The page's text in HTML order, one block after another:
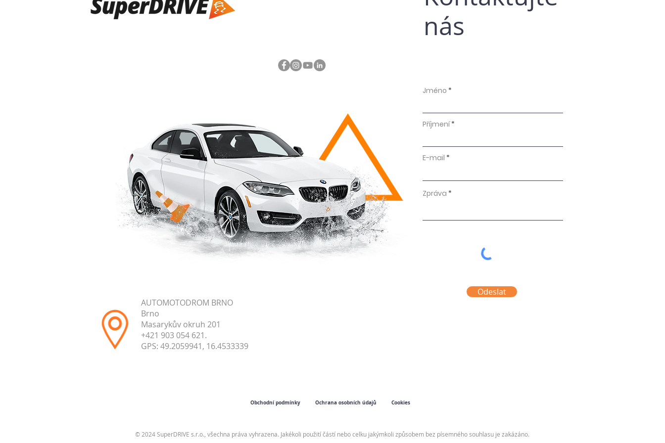
nás
AUTOMOTODROM BRNO
Brno
Masarykův okruh 201
+421 903 054 621.
GPS: 49.2059941, 16.4533339
Jméno
Příjmení
E-mail
Zpráva
Odeslat
Obchodní podmínky Ochrana osobních údajů Cookies
© 2024 SuperDRIVE s.r.o., všechna práva vyhrazena. Jakékoli použití částí nebo celku jakýmkoli způsobem bez písemného souhlasu je zakázáno.